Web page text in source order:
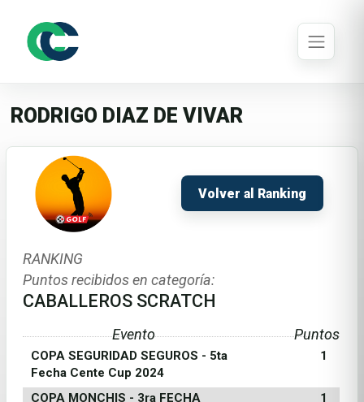
RODRIGO DIAZ DE VIVAR
Volver al Ranking
RANKING
Puntos recibidos en categoría:
CABALLEROS SCRATCH
Evento Puntos
COPA SEGURIDAD SEGUROS - 5ta
Fecha Cente Cup 2024
1
COPA MONCHIS - 3ra FECHA
1